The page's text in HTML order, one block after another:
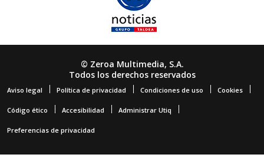
© Zeroa Multimedia, S.A.
Todos los derechos reservados
Aviso legal Política de privacidad Condiciones de uso Cookies
Código ético Accesibilidad Administrar Utiq
Preferencias de privacidad